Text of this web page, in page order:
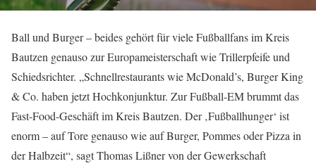
Ball und Burger – beides gehört für viele Fußballfans im Kreis
Bautzen genauso zur Europameisterschaft wie Trillerpfeife und
Schiedsrichter. „Schnellrestaurants wie McDonald’s, Burger King
& Co. haben jetzt Hochkonjunktur. Zur Fußball-EM brummt das
Fast-Food-Geschäft im Kreis Bautzen. Der ‚Fußballhunger‘ ist
enorm – auf Tore genauso wie auf Burger, Pommes oder Pizza in
der Halbzeit“, sagt Thomas Lißner von der Gewerkschaft